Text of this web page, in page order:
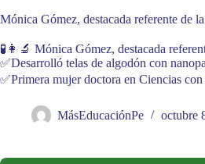
Mónica Gómez, destacada referente de
🧪👩‍🔬 Mónica Gómez, destacada
✅Desarrolló telas de algodón con
✅Primera mujer doctora en Ciencias
MásEducaciónPe octubre